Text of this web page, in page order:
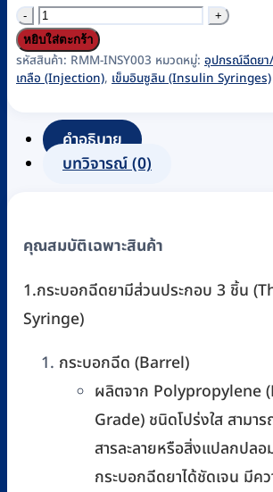
จำนวน
กระบอก
ฉีดยา
อินซูลิน
mL
พร้อม
×
(ยก
กล่อง
100
ชิ้น)
หยิบใส่ตะกร้า
รหัสสินค้า: RMM-INSY003 หมวดหมู่: อุปกรณ์ฉีดยา/
เกลือ (Injection), เข็มอินซูลิน (Insulin Syringes)
คำอธิบาย
บทวิจารณ์ (0)
คุณสมบัติเฉพาะสินค้า
1.กระบอกฉีดยามีส่วนประกอบ 3 ชิ้น
Syringe)
กระบอกฉีด (Barrel)
ผลิตจาก Polypropylene
Grade) ชนิดโปร่งใส สามา
สารละลายหรือสิ่งแปลกปลอ
กระบอกฉีดยาได้ชัดเจน มีค